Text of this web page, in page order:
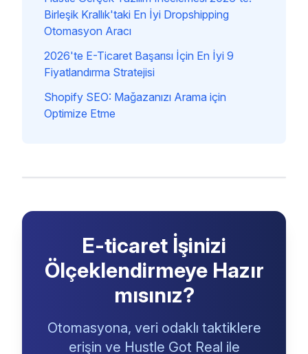
Birleşik Krallık'taki En İyi Dropshipping
Otomasyon Aracı
2026'te E-Ticaret Başarısı İçin En İyi 9
Fiyatlandırma Stratejisi
Shopify SEO: Mağazanızı Arama için
Optimize Etme